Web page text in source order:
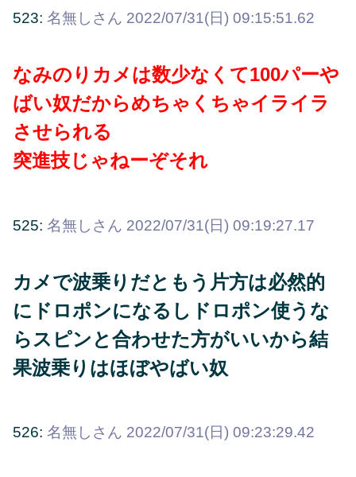
523: 名無しさん 2022/07/31(日) 09:15:51.62
なみのりカメは数少なくて100パーや
ばい奴だからめちゃくちゃイライラ
させられる
突進技じゃねーぞそれ
525: 名無しさん 2022/07/31(日) 09:19:27.17
カメで波乗りだともう片方は必然的
にドロポンになるしドロポン使うな
らスピンと合わせた方がいいから結
果波乗りはほぼやばい奴
526: 名無しさん 2022/07/31(日) 09:23:29.42